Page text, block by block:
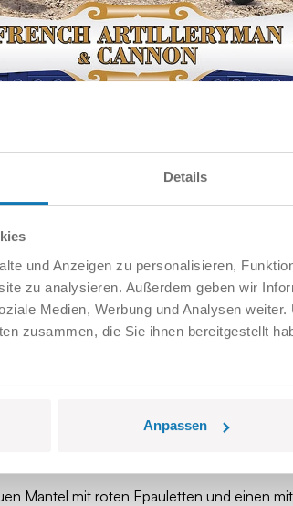
Details
und Anzeigen zu personalisieren,
zu analysieren. Außerdem geben wir
Medien, Werbung und Analysen
zusammen, die Sie ihnen bereitgestellt
Anpassen
Ära. Erlebe die Macht der Artillerie, die
Uniform mit blutroten Revers
das Dröhnen der Salve, die den Lauf
der europäischen Geschichte – ein
Geschichten von Ehrgeiz,
Grund, denn er selbst begann seine
Einsatz von Kanonen auf dem
Dazu gehörten 4-, 8- und 12-
in der Hauptkampflinie. Unterstützt
Mantel mit roten Epauletten und einen